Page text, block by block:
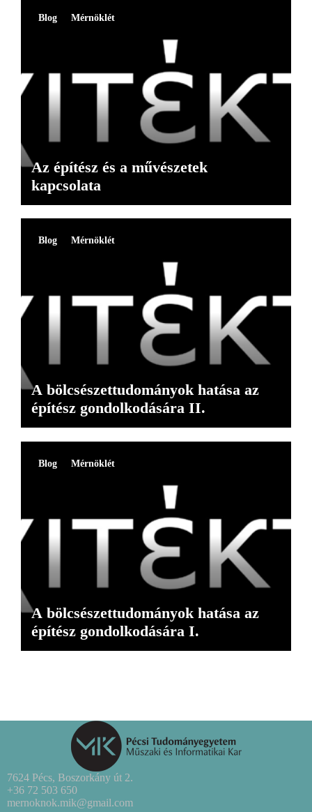
Blog Mérnöklét
Az építész és a művészetek
kapcsolata
Blog Mérnöklét
A bölcsészettudományok hatása az
építész gondolkodására II.
Blog Mérnöklét
A bölcsészettudományok hatása az
építész gondolkodására I.
7624 Pécs, Boszorkány út 2.
+36 72 503 650
mernoknok.mik@gmail.com